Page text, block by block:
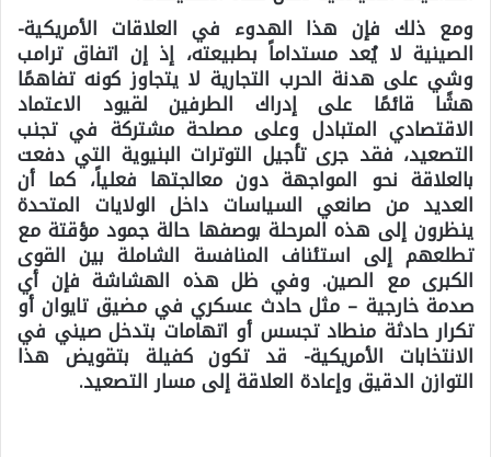
ومع ذلك فإن هذا الهدوء في العلاقات الأمريكية-
الصينية لا يُعد مستداماً بطبيعته، إذ إن اتفاق ترامب
وشي على هدنة الحرب التجارية لا يتجاوز كونه تفاهمًا
هشًا قائمًا على إدراك الطرفين لقيود الاعتماد
الاقتصادي المتبادل وعلى مصلحة مشتركة في تجنب
التصعيد، فقد جرى تأجيل التوترات البنيوية التي دفعت
بالعلاقة نحو المواجهة دون معالجتها فعلياً، كما أن
العديد من صانعي السياسات داخل الولايات المتحدة
ينظرون إلى هذه المرحلة بوصفها حالة جمود مؤقتة مع
تطلعهم إلى استئناف المنافسة الشاملة بين القوى
الكبرى مع الصين. وفي ظل هذه الهشاشة فإن أي
صدمة خارجية – مثل حادث عسكري في مضيق تايوان أو
تكرار حادثة منطاد تجسس أو اتهامات بتدخل صيني في
الانتخابات الأمريكية- قد تكون كفيلة بتقويض هذا
التوازن الدقيق وإعادة العلاقة إلى مسار التصعيد.